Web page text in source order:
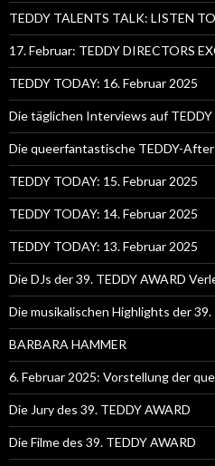
TEDDY TALENTS TALK: LISTEN
17. Februar: TEDDY DIRECTORS
TEDDY TODAY: 16. Februar 2025
Die täglichen Interviews auf
Die queerfantastische TEDDY-
TEDDY TODAY: 15. Februar 2025
TEDDY TODAY: 14. Februar 2025
TEDDY TODAY: 13. Februar 2025
Die DJs der 39. TEDDY AWARD
Die musikalischen Highlights der
BARBARA HAMMER
6. Februar 2025: Vorstellung der
Die Jury des 39. TEDDY AWARD
Die Filme des 39. TEDDY AWARD